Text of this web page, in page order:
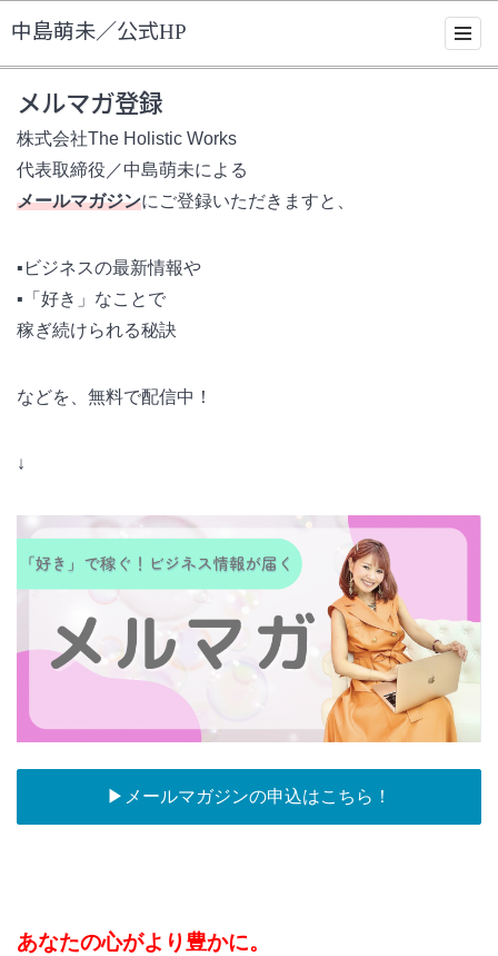
中島萌未／公式HP
メルマガ登録
株式会社The Holistic Works
代表取締役／中島萌未による
メールマガジンにご登録いただきますと、
▪️ビジネスの最新情報や
▪️「好き」なことで
稼ぎ続けられる秘訣
などを、無料で配信中！
↓
▶︎メールマガジンの申込はこちら！
あなたの心がより豊かに。